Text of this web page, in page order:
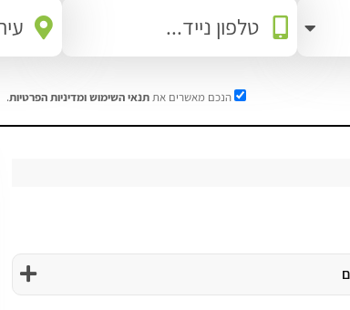
הנכם מאשרים אתתנאי השימוש ומדיניות הפרטיות.